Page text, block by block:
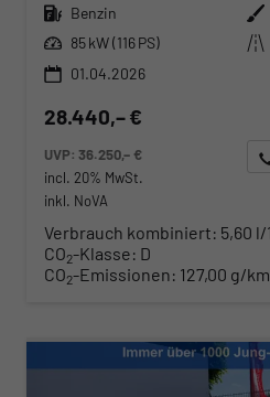
Kraftstoff Benzin Außenfarbe
Leistung 85 kW (116 PS) Kilometerstand
01.04.2026
28.440,– €
UVP:36.250,– €
incl. 20% MwSt.
inkl. NoVA
Verbrauch kombiniert: 5,60
CO2-Klasse: D
CO2-Emissionen: 127,00 g/km